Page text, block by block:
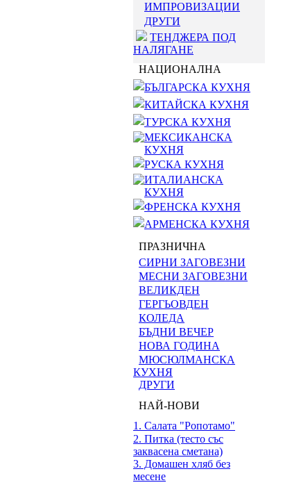
ИМПРОВИЗАЦИИ
ДРУГИ
ТЕНДЖЕРА ПОД
НАЛЯГАНЕ
НАЦИОНАЛНА
БЪЛГАРСКА КУХНЯ
КИТАЙСКА КУХНЯ
ТУРСКА КУХНЯ
МЕКСИКАНСКА
КУХНЯ
РУСКА КУХНЯ
ИТАЛИАНСКА
КУХНЯ
ФРЕНСКА КУХНЯ
АРМЕНСКА КУХНЯ
ПРАЗНИЧНА
СИРНИ ЗАГОВЕЗНИ
МЕСНИ ЗАГОВЕЗНИ
ВЕЛИКДЕН
ГЕРГЬОВДЕН
КОЛЕДА
БЪДНИ ВЕЧЕР
НОВА ГОДИНА
МЮСЮЛМАНСКА
КУХНЯ
ДРУГИ
НАЙ-НОВИ
1. Салата "Ропотамо"
2. Питка (тесто със
заквасена сметана)
3. Домашен хляб без
месене